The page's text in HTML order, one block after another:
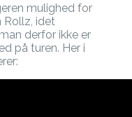
mulighed for
Rollz, idet
derfor ikke er
på turen. Her i